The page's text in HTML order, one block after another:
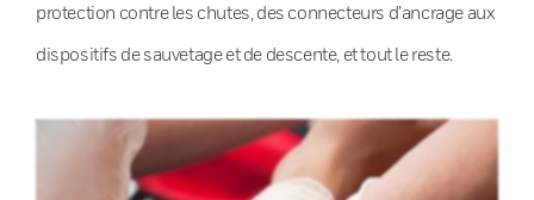
protection contre les chutes, des connecteurs d’ancrage aux
dispositifs de sauvetage et de descente, et tout le reste.